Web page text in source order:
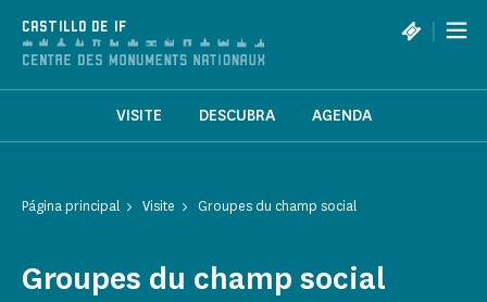
CASTILLO DE IF |
VISITE DESCUBRA AGENDA
Página principal Visite Groupes du champ social
Groupes du champ social